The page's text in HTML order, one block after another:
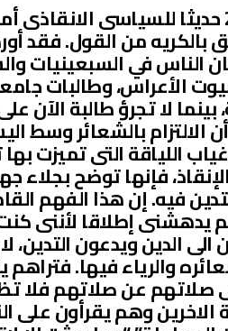
أوردت صحيفة الراكوبة بتاريخ 8/6/ 2016 حديثا
بالكريه من القول. فقد
الناس في السبعينيات
الأعراس، وطالبات
لا تجرؤ طالبة الآن
بالشعائر وسط
اللياقة التى تميزت بها
فإنها توضح بجلاء
فيه. إن هذا الفهم
إطلاقا لأننى
الدين ويدعون التدين،
والرياء فيها.
صلاتهم عن صلاتهم فلا
وهم يقرأون على